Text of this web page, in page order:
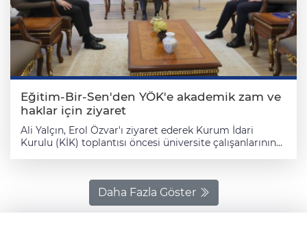
Eğitim-Bir-Sen'den YÖK'e akademik zam ve
haklar için ziyaret
Ali Yalçın, Erol Özvar'ı ziyaret ederek Kurum İdari
Kurulu (KİK) toplantısı öncesi üniversite çalışanlarının
ziyarette, öğretim elemanlarının mali haklarına artış
sağlanması taleplerini her fırsatta dile getirdiklerini,
üniversite ödeneği ve yükseköğretim tazminatı
oranlarının artırılması ile ek ders ücreti gösterge
Daha Fazla Göster